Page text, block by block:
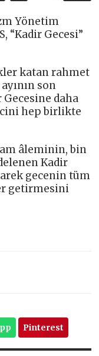
Yönetim
“Kadir Gecesi”
katan rahmet
son
daha
hep birlikte
âleminin, bin
Kadir
gecenin tüm
getirmesini
Pinterest